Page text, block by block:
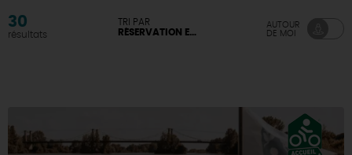
30
résultats
TRI PAR
RÉSERVATION EN LIGNE DISPONIBLE
AUTOUR
DE MOI